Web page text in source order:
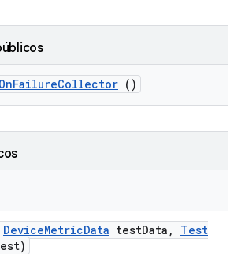
OnFailureCollector ()
DeviceMetricData testData ,
Test